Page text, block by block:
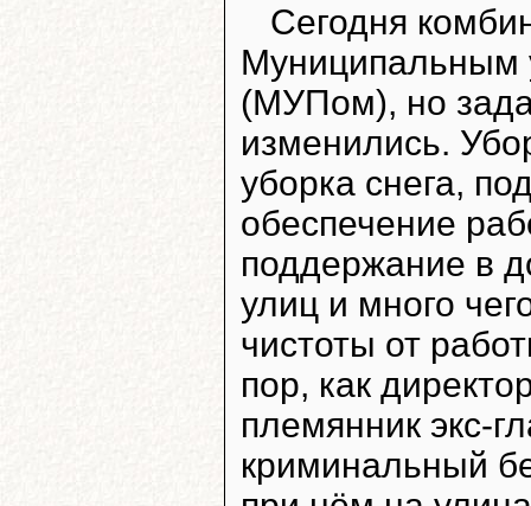
Сегодня
Муниципальным
(МУПом), но
изменились.
уборка снега,
обеспечение
поддержание в
улиц и много
чистоты от
пор, как
племянник экс-
криминальный